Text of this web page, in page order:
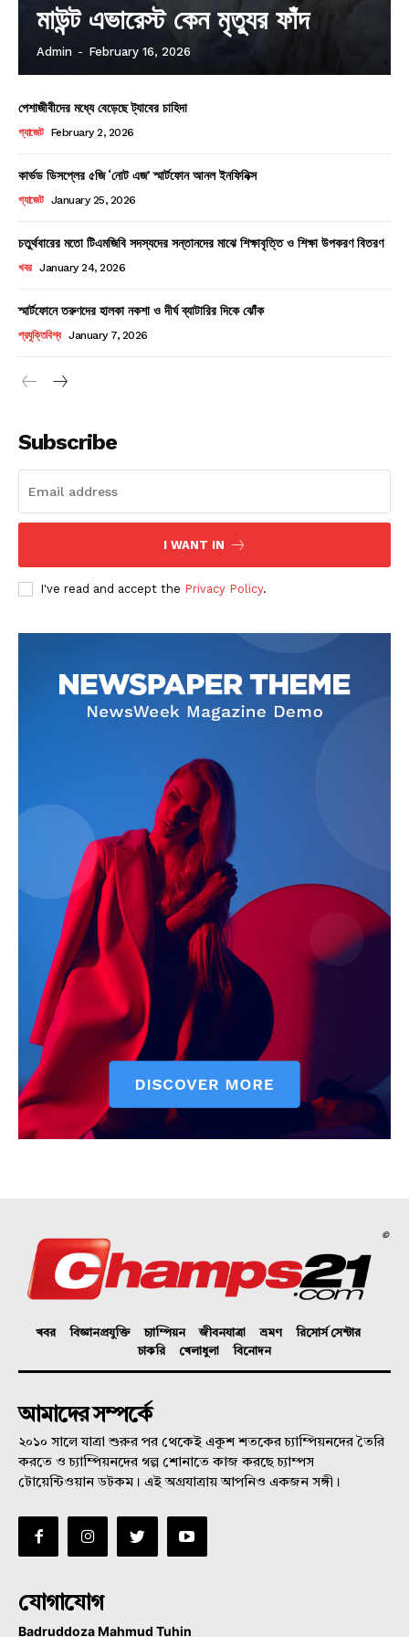
মাউন্ট এভারেস্ট কেন মৃত্যুর ফাঁদ
Admin - February 16, 2026
পেশাজীবীদের মধ্যে বেড়েছে ট্যাবের চাহিদা
গ্যাজেট February 2, 2026
কার্ভড ডিসপ্লের ৫জি ‘নোট এজ’ স্মার্টফোন আনল ইনফিনিক্স
গ্যাজেট January 25, 2026
চতুর্থবারের মতো টিএমজিবি সদস্যদের সন্তানদের মাঝে শিক্ষাবৃত্তি ও শিক্ষা উপকরণ বিতরণ
খবর January 24, 2026
স্মার্টফোনে তরুণদের হালকা নকশা ও দীর্ঘ ব্যাটারির দিকে ঝোঁক
প্রযুক্তিবিশ্ব January 7, 2026
Subscribe
I WANT IN
I've read and accept the Privacy Policy.
©
খবর বিজ্ঞানপ্রযুক্তি চ্যাম্পিয়ন জীবনযাত্রা ভ্রমণ
রিসোর্স সেন্টার
চাকরি
খেলাধুলা বিনোদন
আমাদের সম্পর্কে
২০১০ সালে যাত্রা শুরুর পর থেকেই একুশ শতকের চ্যাম্পিয়নদের তৈরি
করতে ও চ্যাম্পিয়নদের গল্প শোনাতে কাজ করছে চ্যাম্পস
টোয়েন্টিওয়ান ডটকম। এই অগ্রযাত্রায় আপনিও একজন সঙ্গী।
যোগাযোগ
Badruddoza Mahmud Tuhin